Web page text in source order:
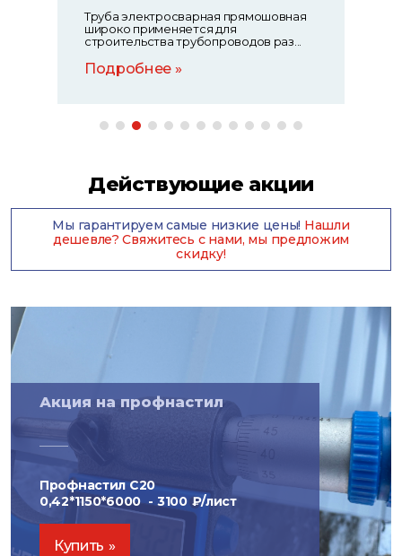
Металлический профиль квадрат
применяется практически во всех
сферах деятельности, связ...
Подробнее
Действующие акции
Мы гарантируем самые низкие цены! Нашли
дешевле? Свяжитесь с нами, мы предложим
скидку!
Акция на профнастил
Профнастил С20
0,42*1150*6000 -3100₽/лист
Купить